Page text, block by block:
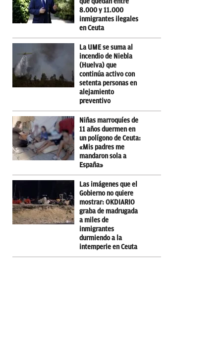
8.000 y 11.000
inmigrantes ilegales
en Ceuta
La UME se suma al
incendio de Niebla
(Huelva) que
continúa activo con
setenta personas en
alejamiento
preventivo
Niñas marroquíes de
11 años duermen en
un polígono de Ceuta:
«Mis padres me
mandaron sola a
España»
Las imágenes que el
Gobierno no quiere
mostrar: OKDIARIO
graba de madrugada
a miles de
inmigrantes
durmiendo a la
intemperie en Ceuta